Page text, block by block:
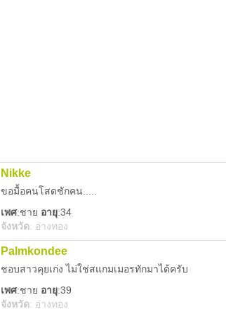
Nikke
ขอมื้อคนโสดชักคน.....
เพศ:ชาย อายุ:34
จังหวัด: อ่างทอง
Palmkondee
ชอบสาวคุยเก่ง ไม่ใช่สแกมเมอรทักมาได้ครับ
เพศ:ชาย อายุ:39
จังหวัด: อ่างทอง